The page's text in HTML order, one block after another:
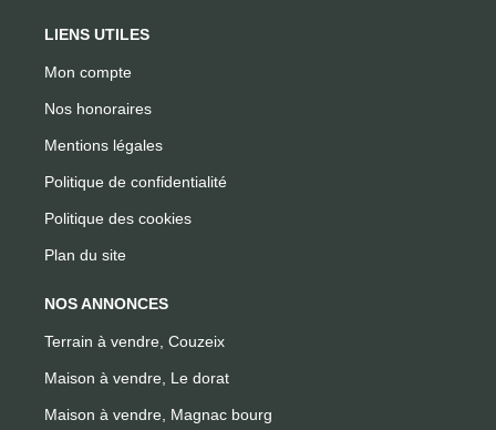
LIENS UTILES
Mon compte
Nos honoraires
Mentions légales
Politique de confidentialité
Politique des cookies
Plan du site
NOS ANNONCES
Terrain à vendre, Couzeix
Maison à vendre, Le dorat
Maison à vendre, Magnac bourg